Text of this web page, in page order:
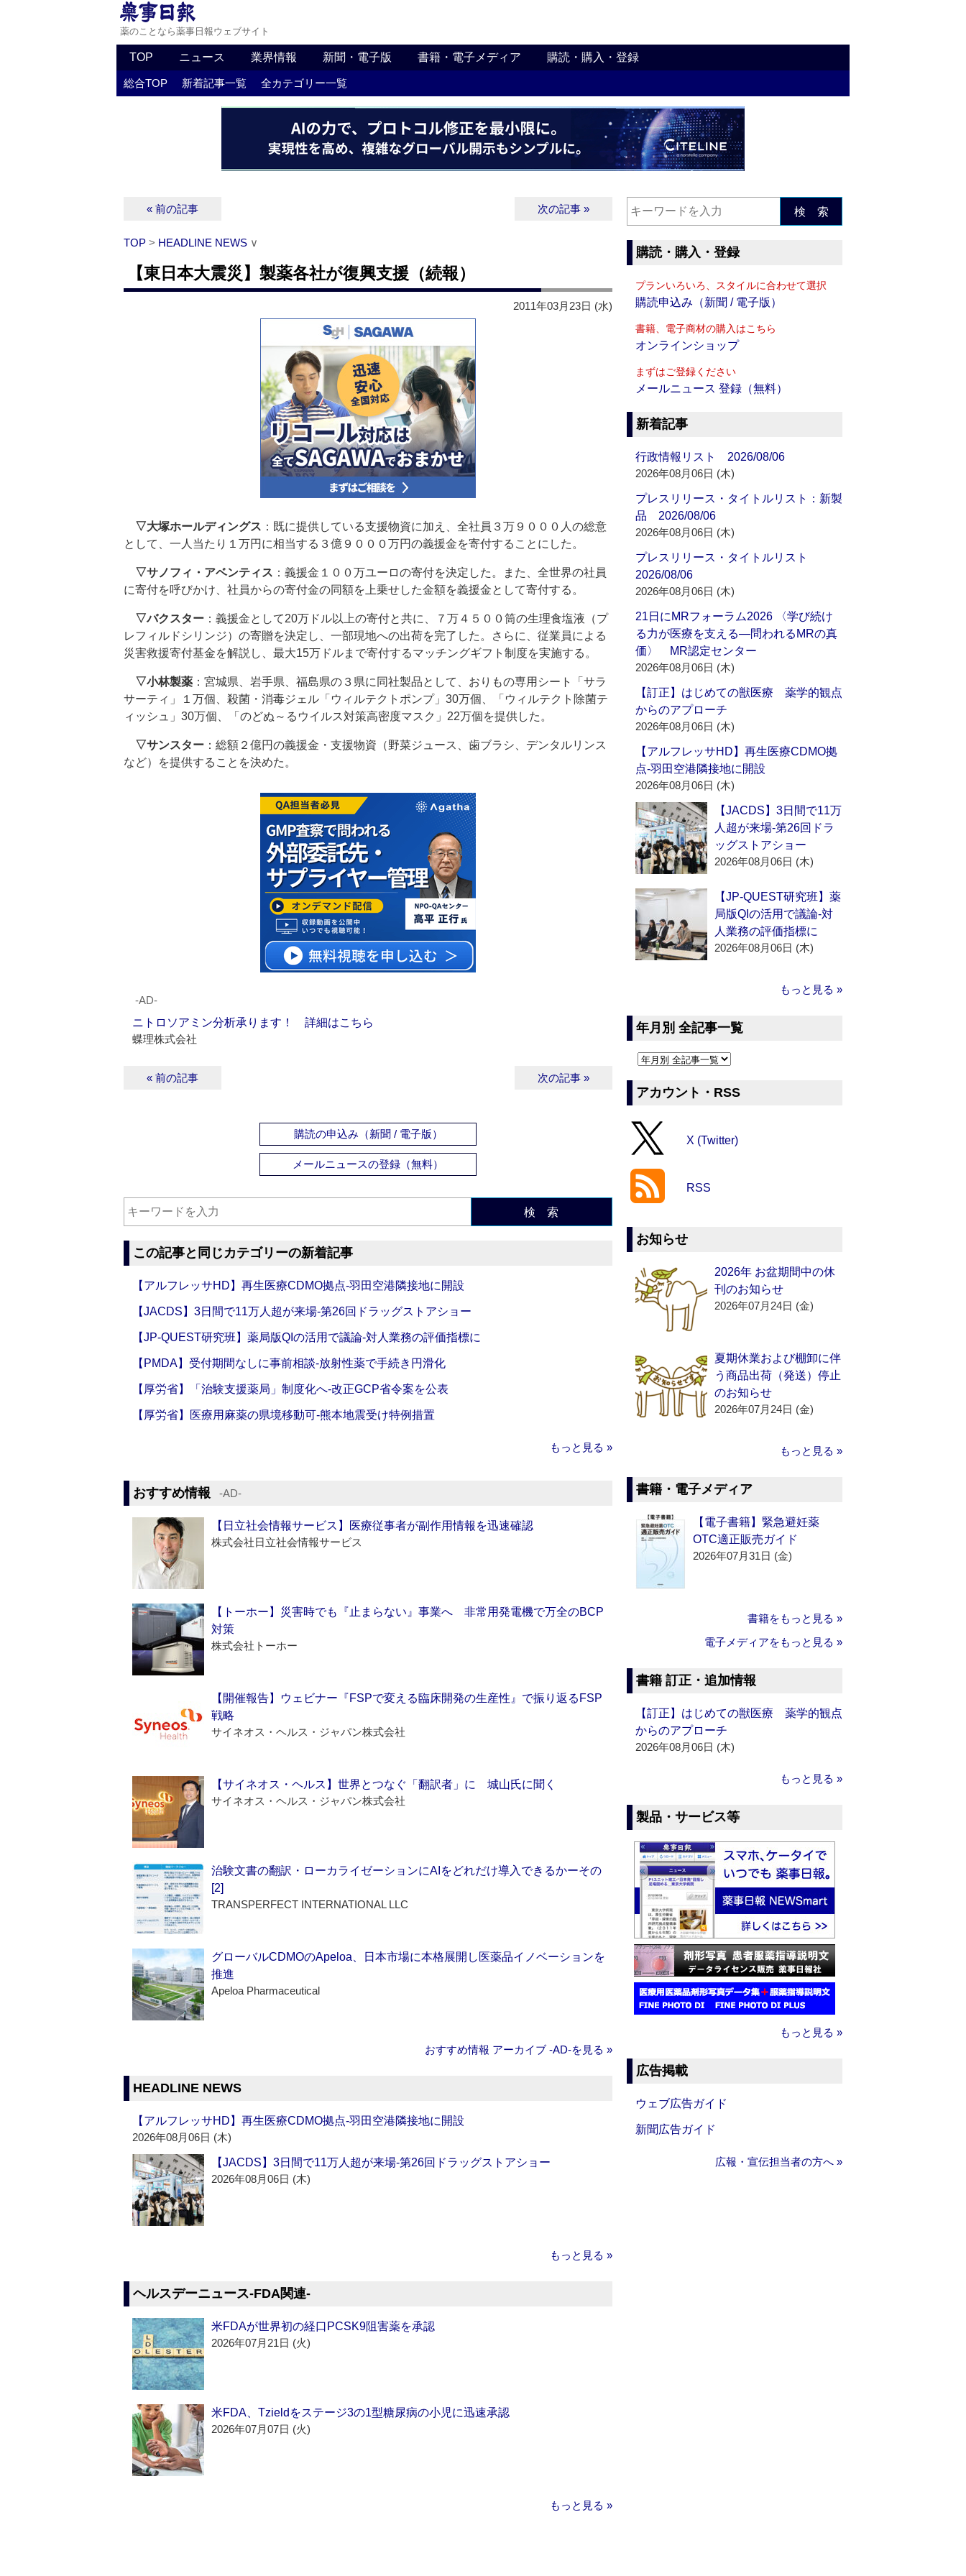
薬のことなら薬事日報ウェブサイト
TOP ニュース 業界情報 新聞・電子版 書籍・電子メディア 購読・購入・登録
総合TOP 新着記事一覧 全カテゴリー一覧
« 前の記事 次の記事 »
TOP > HEADLINE NEWS ∨
【東日本大震災】製薬各社が復興支援（続報）
2011年03月23日 (水)
▽大塚ホールディングス ：既に提供している支援物資に加え、全社員３万９０００人の総意
として、一人当たり１万円に相当する３億９０００万円の義援金を寄付することにした。
▽サノフィ・アベンティス ：義援金１００万ユーロの寄付を決定した。また、全世界の社員
に寄付を呼びかけ、社員からの寄付金の同額を上乗せした金額を義援金として寄付する。
▽バクスター ：義援金として20万ドル以上の寄付と共に、７万４５００筒の生理食塩液（プ
レフィルドシリンジ）の寄贈を決定し、一部現地への出荷を完了した。さらに、従業員による
災害救援寄付基金を解説し、最大15万ドルまで寄付するマッチングギフト制度を実施する。
▽小林製薬 ：宮城県、岩手県、福島県の３県に同社製品として、おりもの専用シート「サラ
サーティ」１万個、殺菌・消毒ジェル「ウィルテクトポンプ」30万個、「ウィルテクト除菌テ
ィッシュ」30万個、「のどぬ～るウイルス対策高密度マスク」22万個を提供した。
▽サンスター ：総額２億円の義援金・支援物資（野菜ジュース、歯ブラシ、デンタルリンス
など）を提供することを決めた。
‐AD‐
ニトロソアミン分析承ります！ 詳細はこちら
蝶理株式会社
« 前の記事 次の記事 »
購読の申込み（新聞 / 電子版）
メールニュースの登録（無料）
検 索
この記事と同じカテゴリーの新着記事
【アルフレッサHD】再生医療CDMO拠点‐羽田空港隣接地に開設
【JACDS】3日間で11万人超が来場‐第26回ドラッグストアショー
【JP-QUEST研究班】薬局版QIの活用で議論‐対人業務の評価指標に
【PMDA】受付期間なしに事前相談‐放射性薬で手続き円滑化
【厚労省】「治験支援薬局」制度化へ‐改正GCP省令案を公表
【厚労省】医療用麻薬の県境移動可‐熊本地震受け特例措置
もっと見る »
おすすめ情報 ‐AD‐
【日立社会情報サービス】医療従事者が副作用情報を迅速確認
株式会社日立社会情報サービス
【トーホー】災害時でも『止まらない』事業へ 非常用発電機で万全のBCP
対策
株式会社トーホー
【開催報告】ウェビナー『FSPで変える臨床開発の生産性』で振り返るFSP
戦略
サイネオス・ヘルス・ジャパン株式会社
【サイネオス・ヘルス】世界とつなぐ「翻訳者」に 城山氏に聞く
サイネオス・ヘルス・ジャパン株式会社
治験文書の翻訳・ローカライゼーションにAIをどれだけ導入できるかーその
[2]
TRANSPERFECT INTERNATIONAL LLC
グローバルCDMOのApeloa、日本市場に本格展開し医薬品イノベーションを
推進
Apeloa Pharmaceutical
おすすめ情報 アーカイブ ‐AD‐を見る »
HEADLINE NEWS
【アルフレッサHD】再生医療CDMO拠点‐羽田空港隣接地に開設
2026年08月06日 (木)
【JACDS】3日間で11万人超が来場‐第26回ドラッグストアショー
2026年08月06日 (木)
もっと見る »
ヘルスデーニュース‐FDA関連‐
米FDAが世界初の経口PCSK9阻害薬を承認
2026年07月21日 (火)
米FDA、Tzieldをステージ3の1型糖尿病の小児に迅速承認
2026年07月07日 (火)
もっと見る »
検 索
購読・購入・登録
プランいろいろ、スタイルに合わせて選択
購読申込み（新聞 / 電子版）
書籍、電子商材の購入はこちら
オンラインショップ
まずはご登録ください
メールニュース 登録（無料）
新着記事
行政情報リスト 2026/08/06
2026年08月06日 (木)
プレスリリース・タイトルリスト：新製
品 2026/08/06
2026年08月06日 (木)
プレスリリース・タイトルリスト
2026/08/06
2026年08月06日 (木)
21日にMRフォーラム2026 〈学び続け
る力が医療を支える―問われるMRの真
価〉 MR認定センター
2026年08月06日 (木)
【訂正】はじめての獣医療 薬学的観点
からのアプローチ
2026年08月06日 (木)
【アルフレッサHD】再生医療CDMO拠
点‐羽田空港隣接地に開設
2026年08月06日 (木)
【JACDS】3日間で11万
人超が来場‐第26回ドラ
ッグストアショー
2026年08月06日 (木)
【JP-QUEST研究班】薬
局版QIの活用で議論‐対
人業務の評価指標に
2026年08月06日 (木)
もっと見る »
年月別 全記事一覧
アカウント・RSS
X (Twitter)
RSS
お知らせ
2026年 お盆期間中の休
刊のお知らせ
2026年07月24日 (金)
夏期休業および棚卸に伴
う商品出荷（発送）停止
のお知らせ
2026年07月24日 (金)
もっと見る »
書籍・電子メディア
【電子書籍】緊急避妊薬
OTC適正販売ガイド
2026年07月31日 (金)
書籍をもっと見る »
電子メディアをもっと見る »
書籍 訂正・追加情報
【訂正】はじめての獣医療 薬学的観点
からのアプローチ
2026年08月06日 (木)
もっと見る »
製品・サービス等
もっと見る »
広告掲載
ウェブ広告ガイド
新聞広告ガイド
広報・宣伝担当者の方へ »